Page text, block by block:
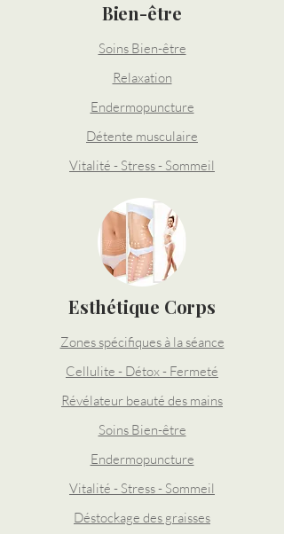
Bien-être
Soins Bien-être
Relaxation
Endermopuncture
Détente musculaire
Vitalité - Stress - Sommeil
Esthétique Corps
​Zones spécifiques à la séance
Cellulite - Détox - Fermeté
​Révélateur beauté des mains
Soins Bien-être
Endermopuncture
Vitalité - Stress - Sommeil
Déstockage des graisses